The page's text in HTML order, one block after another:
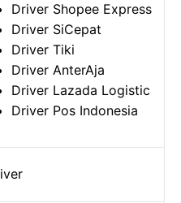
Driver Shopee Express
Driver SiCepat
Driver Tiki
Driver AnterAja
Driver Lazada Logistic
Driver Pos Indonesia